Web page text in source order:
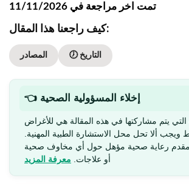
تمت اخر مراجعة في 11/11/2026
كيف راجعنا هذا المقال:
المصادر 🕖 التاريخ
👈 إخلاء المسؤولية الصحية
التي يتم مشاركتها في هذه المقالة هي للأغراض
ويجب ألا تحل محل الاستشارة الطبية المهنية.
مقدم رعاية صحية مؤهل حول أي مخاوف صحية
أو علاجات. معرفة المزيد